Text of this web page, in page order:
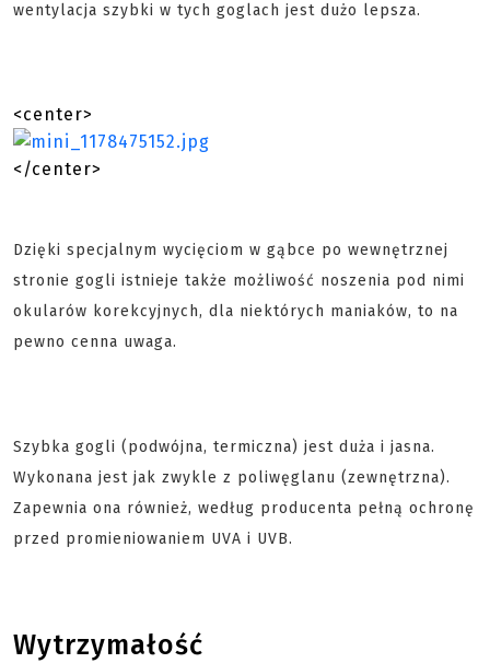
wentylacja szybki w tych goglach jest dużo lepsza.
<center>
</center>
Dzięki specjalnym wycięciom w gąbce po wewnętrznej
stronie gogli istnieje także możliwość noszenia pod nimi
okularów korekcyjnych, dla niektórych maniaków, to na
pewno cenna uwaga.
Szybka gogli (podwójna, termiczna) jest duża i jasna.
Wykonana jest jak zwykle z poliwęglanu (zewnętrzna).
Zapewnia ona również, według producenta pełną ochronę
przed promieniowaniem UVA i UVB.
Wytrzymałość